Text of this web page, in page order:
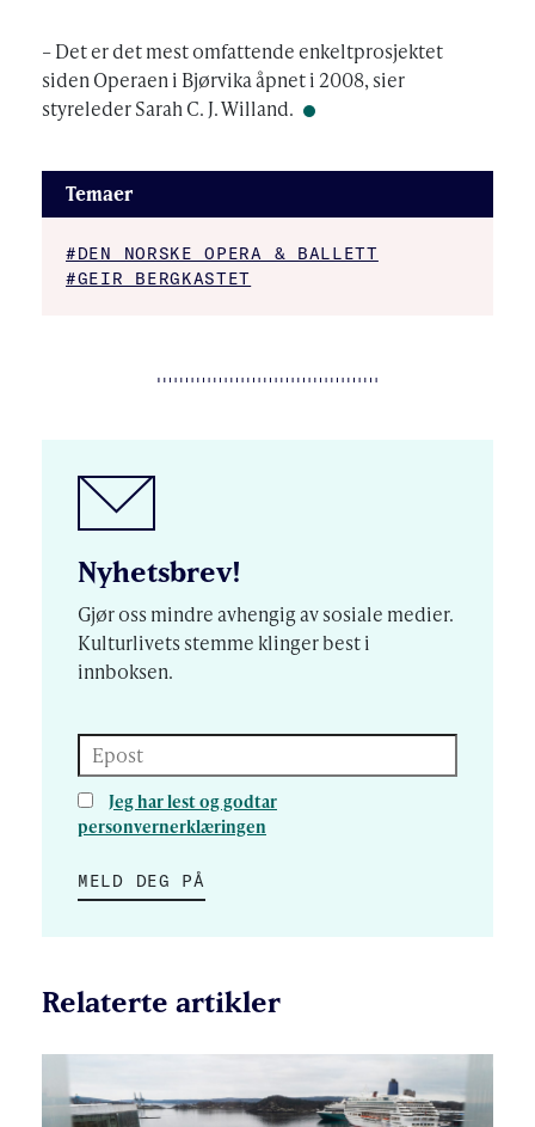
– Det er det mest omfattende enkeltprosjektet
siden Operaen i Bjørvika åpnet i 2008, sier
styreleder Sarah C. J. Willand.
Temaer
#DEN NORSKE OPERA & BALLETT
#GEIR BERGKASTET
Nyhetsbrev!
Gjør oss mindre avhengig av sosiale medier.
Kulturlivets stemme klinger best i
innboksen.
Epost
Jeg har lest og godtar
personvernerklæringen
MELD DEG PÅ
Relaterte artikler